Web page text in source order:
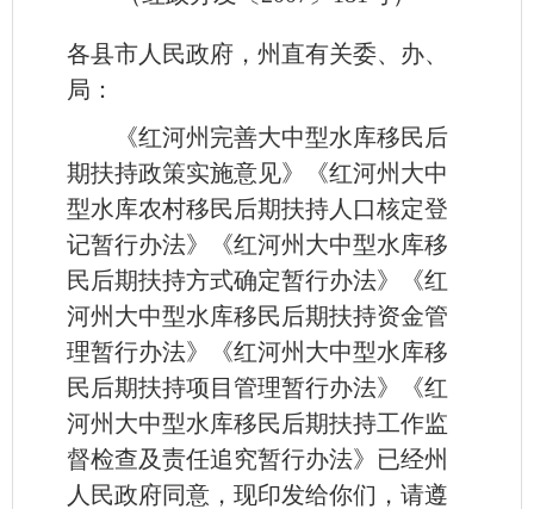
各县市人民政府，州直有关委、办、
局：
《红河州完善大中型水库移民后
期扶持政策实施意见》《红河州大中
型水库农村移民后期扶持人口核定登
记暂行办法》《红河州大中型水库移
民后期扶持方式确定暂行办法》《红
河州大中型水库移民后期扶持资金管
理暂行办法》《红河州大中型水库移
民后期扶持项目管理暂行办法》《红
河州大中型水库移民后期扶持工作监
督检查及责任追究暂行办法》已经州
人民政府同意，现印发给你们，请遵